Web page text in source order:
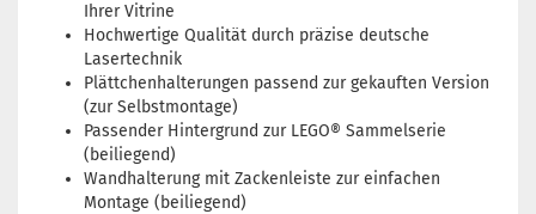
Ihrer Vitrine
Hochwertige Qualität durch präzise deutsche
Lasertechnik
Plättchenhalterungen passend zur gekauften Version
(zur Selbstmontage)
Passender Hintergrund zur LEGO® Sammelserie
(beiliegend)
Wandhalterung mit Zackenleiste zur einfachen
Montage (beiliegend)